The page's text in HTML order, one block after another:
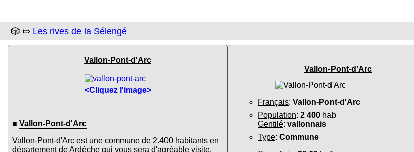
🎲 ⤇ Les rives de la Sélengé
Vallon-Pont-d'Arc
<Cliquez l'image>
■ Vallon-Pont-d'Arc
Vallon-Pont-d'Arc est une commune de 2.400 habitants en
département de Ardèche qui vous sera d'agréable visite.
Vallon-Pont-d'Arc
Français: Vallon-Pont-d'Arc
Population: 2 400 hab
Gentilé: vallonnais
Type: Commune